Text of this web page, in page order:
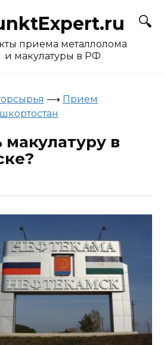
приема металлолома
и макулатуры в РФ
⟶ Прием
макулатуру в